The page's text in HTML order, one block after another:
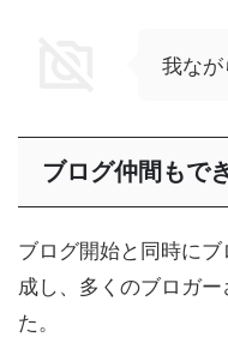
我な
ブログ仲間もで
ブログ開始と同時に
成し、多くのブロガ
た。